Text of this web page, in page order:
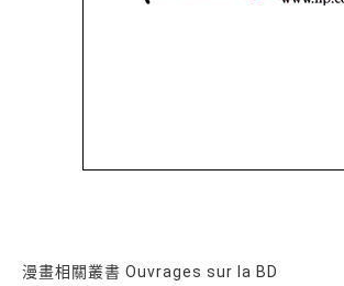
漫畫相關叢書 Ouvrages sur la BD